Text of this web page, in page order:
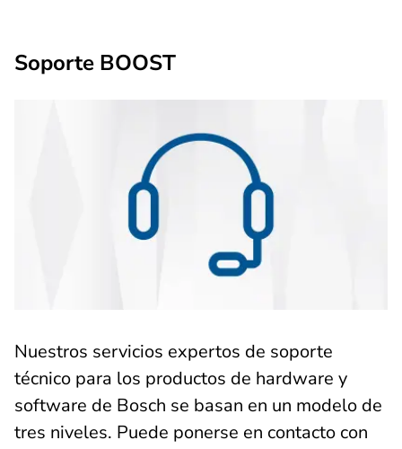
Soporte BOOST
Nuestros servicios expertos de soporte
técnico para los productos de hardware y
software de Bosch se basan en un modelo de
tres niveles. Puede ponerse en contacto con